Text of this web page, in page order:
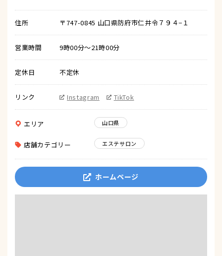
住所 〒747-0845 山口県防府市仁井令７９４−１
営業時間 9時00分～21時00分
定休日 不定休
リンク Instagram TikTok
エリア 山口県
店舗カテゴリー エステサロン
ホームページ